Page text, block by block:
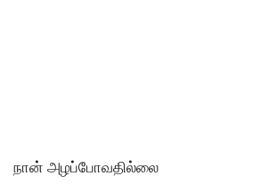
நான் அழப்போவதில்லை